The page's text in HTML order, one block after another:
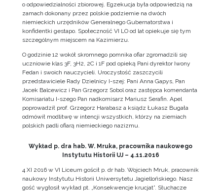
o odpowiedzialności zbiorowej. Egzekucja była odpowiedzią na
zamach dokonany przez polskie podziemie na dwóch
niemieckich urzędników Generalnego Gubernatorstwa i
konfidentki gestapo. Społeczność VI LO od lat opiekuje się tym
szczególnym miejscem na Kazimierzu.
O godzinie 12 wokół skromnego pomnika ofiar zgromadzili się
uczniowie klas 3F, 3H2, 2C i 1F pod opieką Pani dyrektor Iwony
Fedan i swoich nauczycieli. Uroczystość zaszczycili
przedstawiciele Rady Dzielnicy I-szej: Pani Anna Gapys, Pan
Jacek Balcewicz i Pan Grzegorz Sobol oraz zastępca komendanta
Komisariatu I-szego Pan nadkomisarz Mariusz Serafin. Apel
poprowadził prof. Grzegorz Harabasz a ksiądz Łukasz Bugała
odmówił modlitwę w intencji wszystkich, którzy na ziemiach
polskich padli ofiarą niemieckiego nazizmu.
Wykład p. dra hab. W. Mruka, pracownika naukowego
Instytutu Historii UJ – 4.11.2016
4 XI 2016 w VI Liceum gościł p. dr hab. Wojciech Mruk, pracownik
naukowy Instytutu Historii Uniwersytetu Jagiellońskiego. Nasz
gość wygłosił wykład pt. „Konsekwencje krucjat”. Słuchacze